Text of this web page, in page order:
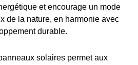
et encourage un mode
de la nature, en harmonie avec
durable.
solaires permet aux